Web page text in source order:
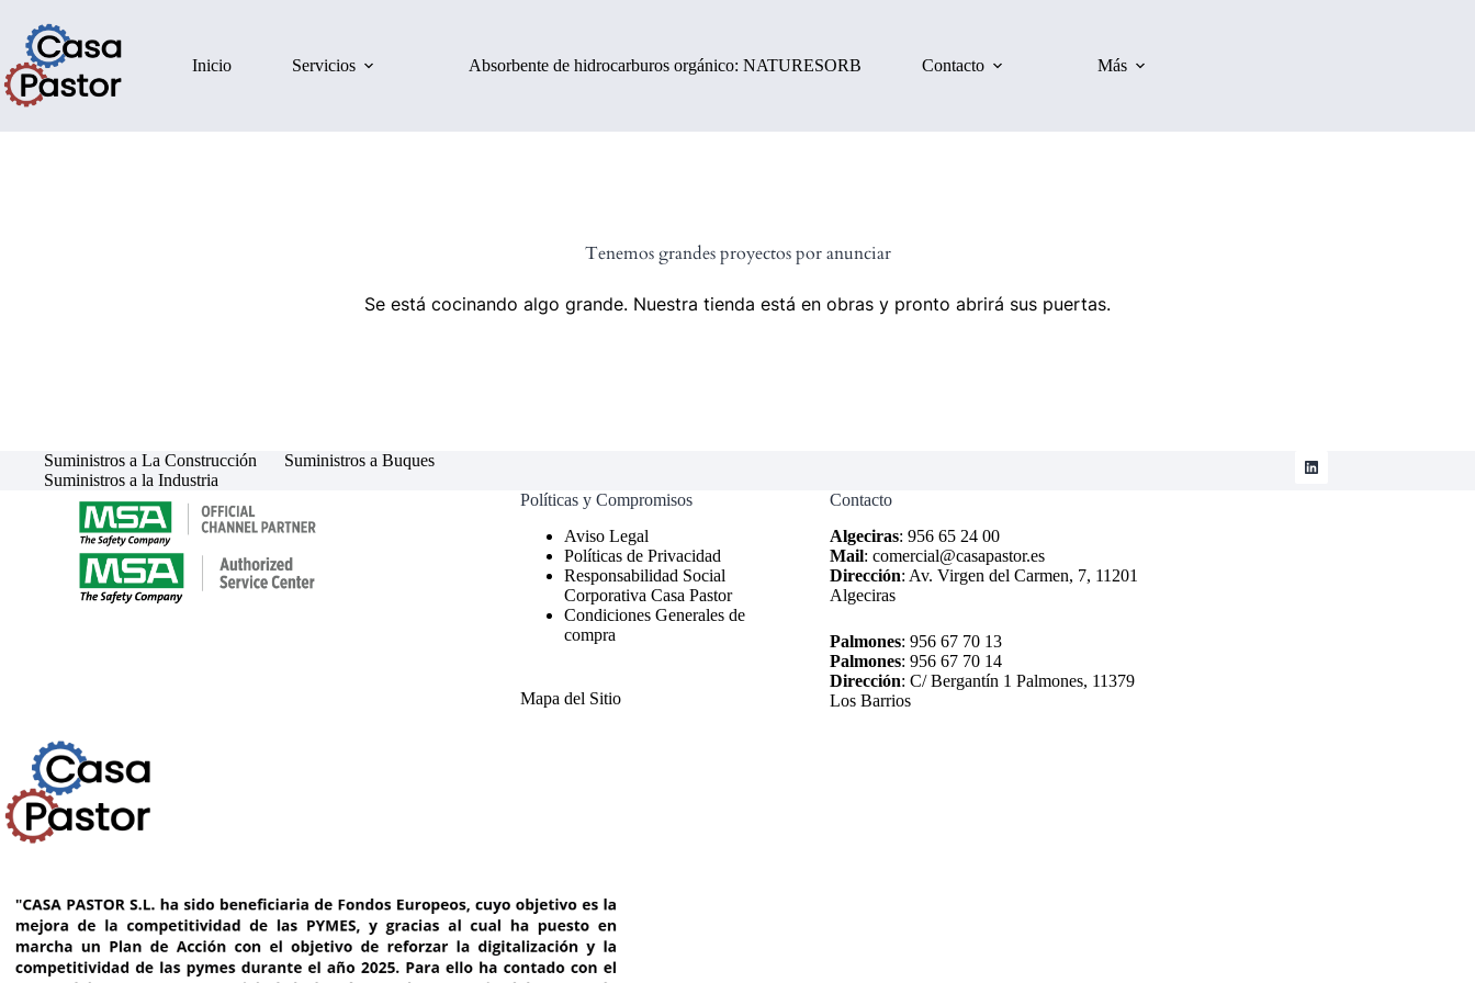
Inicio Servicios Absorbente de hidrocarburos orgánico: NATURESORB Contacto Más
Tenemos grandes proyectos por anunciar
Se está cocinando algo grande. Nuestra tienda está en obras y pronto abrirá sus puertas.
Suministros a La Construcción
Suministros a Buques
Suministros a la Industria
Políticas y Compromisos
Políticas de Privacidad
Responsabilidad Social
Corporativa Casa Pastor
Condiciones Generales de
compra
Mapa del Sitio
Contacto
Algeciras: 956 65 24 00
Mail: comercial@casapastor.es
Dirección: Av. Virgen del Carmen, 7, 11201
Algeciras
Palmones: 956 67 70 13
Palmones: 956 67 70 14
Dirección: C/ Bergantín 1 Palmones, 11379
Los Barrios